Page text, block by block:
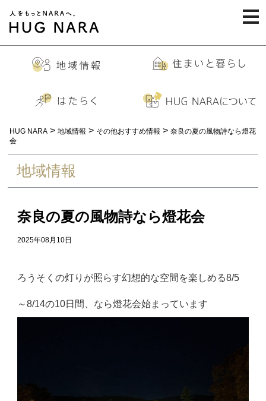
HUG NARA > 地域情報 > その他おすすめ情報 > 奈良の夏の風物詩なら燈花
会
地域情報
奈良の夏の風物詩なら燈花会
2025年08月10日
ろうそくの灯りが照らす幻想的な空間を楽しめる8/5
～8/14の10日間、なら燈花会始まっています